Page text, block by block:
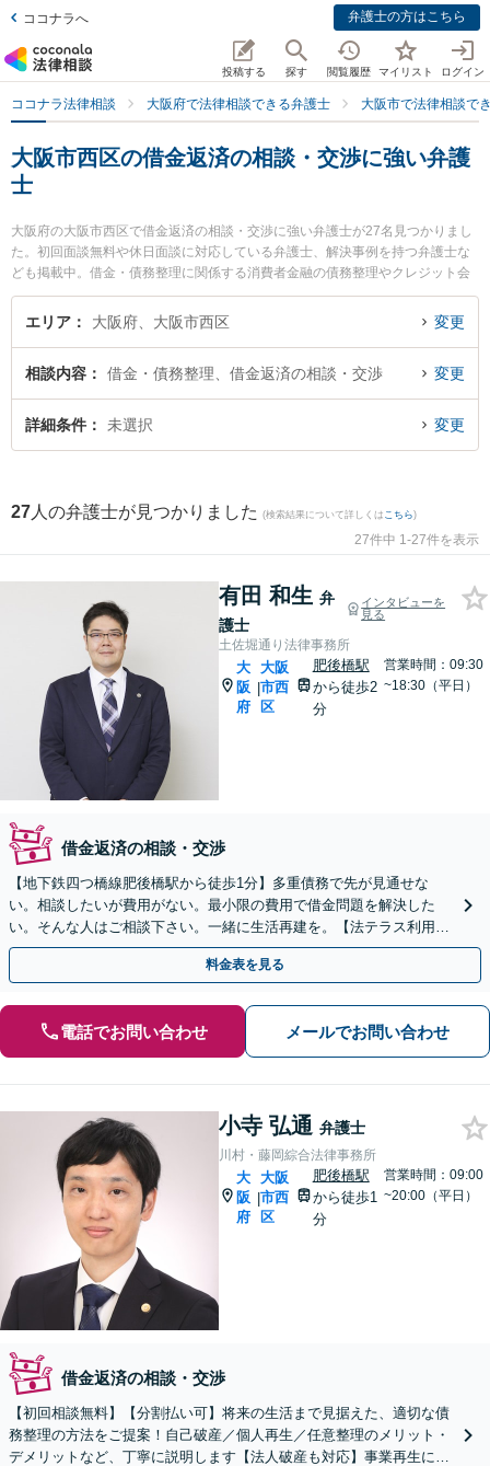
ココナラへ 弁護士の方はこちら
投稿する 探す 閲覧履歴 マイリスト ログイン
ココナラ法律相談 大阪府で法律相談できる弁護士 大阪市で法律相談で
大阪市西区の借金返済の相談・交渉に強い弁護
士
大阪府の大阪市西区で借金返済の相談・交渉に強い弁護士が27名見つかりまし
た。初回面談無料や休日面談に対応している弁護士、解決事例を持つ弁護士な
ども掲載中。借金・債務整理に関係する消費者金融の債務整理やクレジット会
社の債務整理、リボ払いの債務整理等の細かな分野での絞り込み検索もでき便
利です。特に土佐堀通り法律事務所の有田 和生弁護士や川村・藤岡綜合法律事
土日や夜間に発生した借金返済の相談・交渉のトラブルを今すぐに弁護士に相
談したい』『借金返済の相談・交渉のトラブル解決の実績豊富な近くの弁護士
を検索したい』『初回相談無料で借金返済の相談・交渉を法律相談できる大阪
エリア 大阪府、大阪市西区 変更
相談内容 借金・債務整理、借金返済の相談・交渉 変更
詳細条件 未選択 変更
27 人の弁護士が見つかりました (検索結果について詳しくは こちら)
27件中 1-27件を表示
有田 和生 弁
護士
インタビューを
見る
土佐堀通り法律事務所
大
阪
府
|
大阪
市西
区
肥後橋駅
から徒歩2
分
営業時間：09:30
~18:30（平日）
借金返済の相談・交渉
【地下鉄四つ橋線肥後橋駅から徒歩1分】多重債務で先が見通せな
い。相談したいが費用がない。最小限の費用で借金問題を解決した
い。そんな人はご相談下さい。一緒に生活再建を。【法テラス利用
可】
料金表を見る
電話でお問い合わせ メールでお問い合わせ
小寺 弘通 弁護士
川村・藤岡綜合法律事務所
大
阪
府
|
大阪
市西
区
肥後橋駅
から徒歩1
分
営業時間：09:00
~20:00（平日）
借金返済の相談・交渉
【初回相談無料】【分割払い可】将来の生活まで見据えた、適切な債
務整理の方法をご提案！自己破産／個人再生／任意整理のメリット・
デメリットなど、丁寧に説明します【法人破産も対応】事業再生に向